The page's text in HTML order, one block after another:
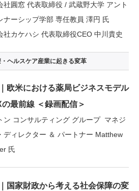
社圓窓 代表取締役 / 武蔵野大学 アント
ナーシップ学部 専任教員 澤円 氏
社カケハシ 代表取締役CEO 中川貴史
ヘルスケア産業に起きる変革
欧米における薬局ビジネスモデル
の最前線 ＜録画配信＞
ン コンサルティング グループ マネジ
ディレクター ＆ パートナー Matthew
氏
国家財政から考える社会保障の変